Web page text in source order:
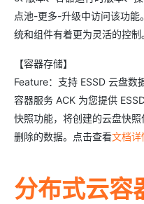
点池-更多-升级中访问该功
统和组件有着更为灵活的控制
【容器存储】
Feature：支持 ESSD 云盘数
容器服务 ACK 为您提供
快照功能，将创建的云盘快
删除的数据。点击查看文档详
分布式云容